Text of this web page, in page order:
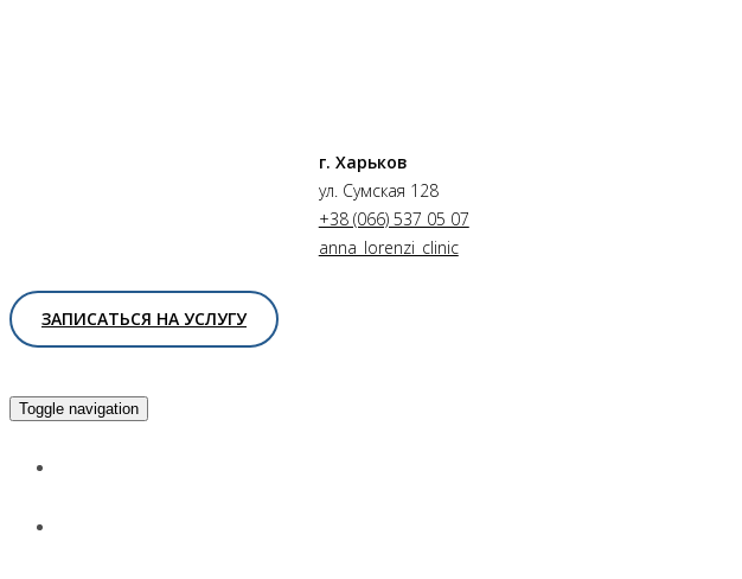
г. Харьков
ул. Сумская 128
+38 (066) 537 05 07
anna_lorenzi_clinic
ЗАПИСАТЬСЯ НА УСЛУГУ
Toggle navigation